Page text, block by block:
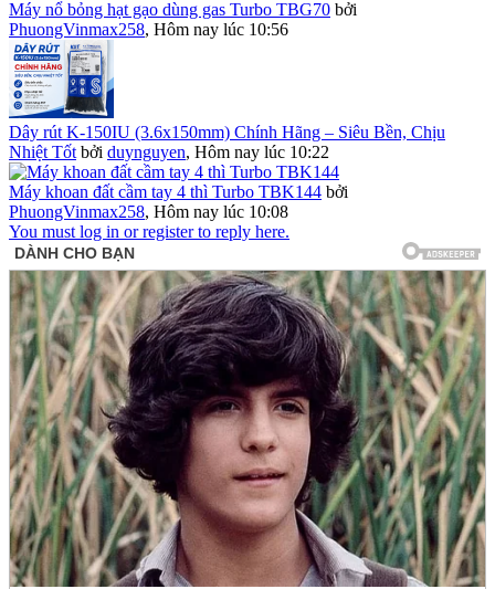
Máy nổ bỏng hạt gạo dùng gas Turbo TBG70 bởi
PhuongVinmax258, Hôm nay lúc 10:56
Dây rút K-150IU (3.6x150mm) Chính Hãng – Siêu Bền, Chịu
Nhiệt Tốt bởi duynguyen, Hôm nay lúc 10:22
Máy khoan đất cầm tay 4 thì Turbo TBK144 bởi
PhuongVinmax258, Hôm nay lúc 10:08
You must log in or register to reply here.